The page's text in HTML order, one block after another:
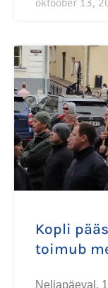
oktoober 13,
Kopli
toimub
Neljapäeval,